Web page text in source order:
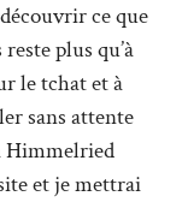
ce que
plus qu’à
le tchat et à
sans attente
Himmelried
et je mettrai